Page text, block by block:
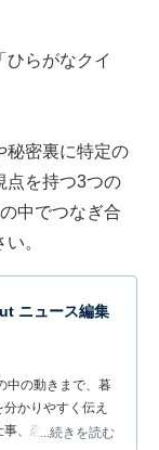
らがなクイ
秘密裏に特定の
点を持つ3つの
中でつなぎ合
。
ニュース編集
中の動きまで、暮
かりやすく伝え
、恋愛、ITに関
...続きを読む